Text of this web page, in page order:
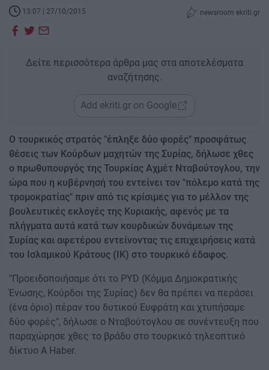
13:07 | 27/10/2015 newsroom ekriti.gr
Δείτε περισσότερα άρθρα μας στα αποτελέσματα
αναζήτησης.
Add ekriti.gr on Google
Ο τουρκικός στρατός "έπληξε δύο φορές" προσφάτως
θέσεις των Κούρδων μαχητών της Συρίας, δήλωσε χθες
ο πρωθυπουργός της Τουρκίας Αχμέτ Νταβούτογλου, την
ώρα που η κυβέρνησή του εντείνει τον "πόλεμο κατά της
τρομοκρατίας" πριν από τις κρίσιμες για το μέλλον της
βουλευτικές εκλογές της Κυριακής, αφενός με τα
πλήγματα αυτά κατά των κουρδικών δυνάμεων της
Συρίας και αφετέρου εντείνοντας τις επιχειρήσεις κατά
του Ισλαμικού Κράτους (ΙΚ) στο τουρκικό έδαφος.
"Προειδοποιήσαμε ότι το PYD (Κόμμα Δημοκρατικής
Ένωσης, Κούρδοι της Συρίας) δεν θα πρέπει να περάσει
(ένα όριο) πέραν του δυτικού Ευφράτη και χτυπήσαμε
δύο φορές", δήλωσε ο Νταβούτογλου σε συνέντευξη που
παραχώρησε χθες το βράδυ στο τουρκικό τηλεοπτικό
δίκτυο A Haber.